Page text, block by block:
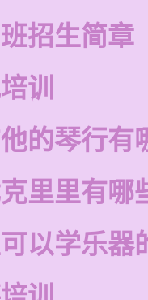
招生简章
训
的琴行有
里里有哪
以学乐器